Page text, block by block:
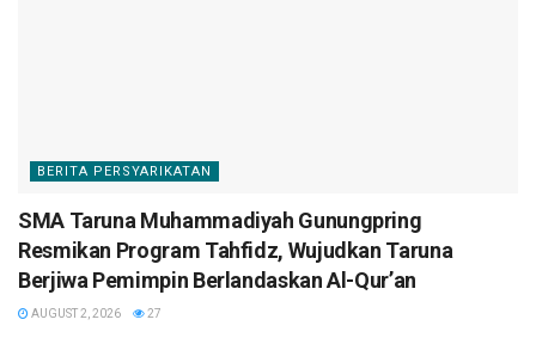
BERITA PERSYARIKATAN
SMA Taruna Muhammadiyah Gunungpring
Resmikan Program Tahfidz, Wujudkan Taruna
Berjiwa Pemimpin Berlandaskan Al-Qur’an
AUGUST 2, 2026 27